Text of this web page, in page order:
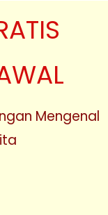
Mengenal